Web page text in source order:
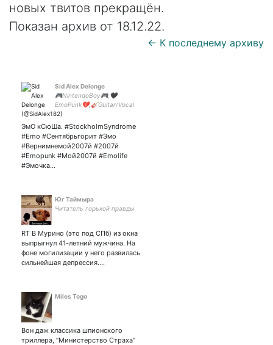
новых твитов прекращён.
Показан архив от 18.12.22.
← К последнему архиву
Sid Alex Delonge
🎮NintendoBoy🎮;🖤
EmoPunk💔;🎸Guitar/Vocal
🎤!!Stockholm Syndrome!!🤘
ЭмО кСюШа. #StockholmSyndrome
#Emo #Сентябрьгорит #Эмо
#Вернимнемой2007й #2007й
#Emopunk #Мой2007й #Emolife
#Эмочка…
Юг Таймыра
Читатель горькой правды
RT В Мурино (это под СПб) из окна
выпрыгнул 41-летний мужчина. На
фоне могилизации у него развилась
сильнейшая депрессия.…
Miles Togo
Вон даж классика шпионского
триллера, “Министерство Страха”